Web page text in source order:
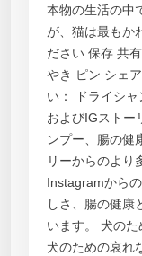
本物の生活の中
が、猫は最もか
ださい 保存 共
やき ピン シェ
い： ドライシャ
およびIGストー
ンプー、腸の健
リーからのより
Instagramから
しさ、腸の健康
います。 犬の
犬のための哀れ